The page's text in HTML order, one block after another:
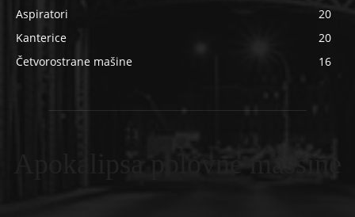
Aspiratori
20
Kanterice
20
Četvorostrane mašine
16
Apokalipsa polovne masšine